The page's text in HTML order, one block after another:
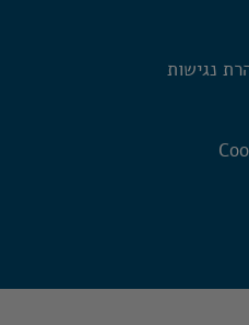
נגישות